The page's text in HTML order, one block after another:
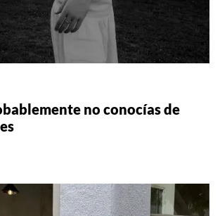
no conocías de